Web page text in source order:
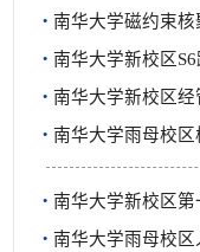
· 南华大学磁约束
· 南华大学新校区
· 南华大学新校区
· 南华大学雨母校
· 南华大学新校区
· 南华大学雨母校